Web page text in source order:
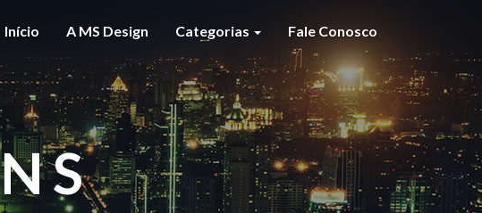
Início A MS Design Categorias Fale Conosco